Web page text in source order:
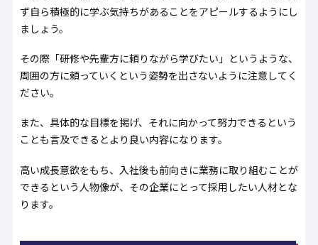
ず自ら積極的に学ぶ気持ちがあることをアピールするようにし
ましょう。
その際「研修や先輩方に頼りながら学びたい」というような、
周囲の方に頼っていくという姿勢を出さないように注意してく
ださい。
また、具体的な目標を掲げ、それに向かって努力できるという
ことも言及できるとより良い内容になります。
高い成長意欲をもち、入社後も前向きに業務に取り組むことが
できるという人物像が、その企業にとって採用したい人材とな
ります。